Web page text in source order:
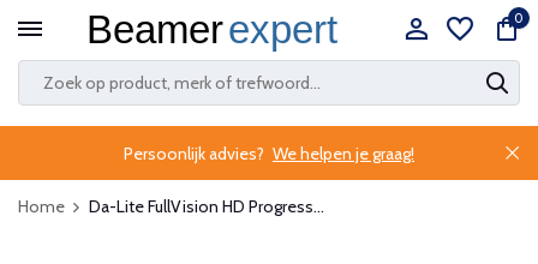
0
Persoonlijk advies? We helpen je graag!
Home Da-Lite FullVision HD Progress...